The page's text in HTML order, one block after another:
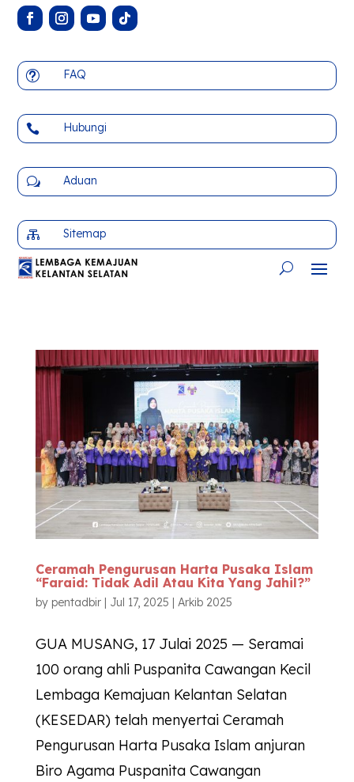
t FAQ
 Hubungi
w Aduan
 Sitemap
Ceramah Pengurusan Harta Pusaka Islam
“Faraid: Tidak Adil Atau Kita Yang Jahil?”
by pentadbir| Jul 17, 2025 | Arkib 2025
GUA MUSANG, 17 Julai 2025 — Seramai
100 orang ahli Puspanita Cawangan Kecil
Lembaga Kemajuan Kelantan Selatan
(KESEDAR) telah menyertai Ceramah
Pengurusan Harta Pusaka Islam anjuran
Biro Agama Puspanita Cawangan